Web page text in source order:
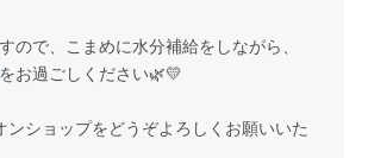
ので、こまめに水分補給をしながら、
お過ごしください🌿💛
ンショップをどうぞよろしくお願いいた